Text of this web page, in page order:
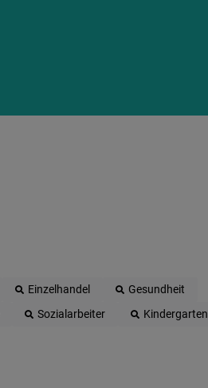
Einzelhandel
Gesundheit
Sozialarbeiter
Kindergarten